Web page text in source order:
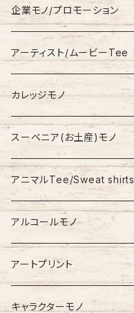
Fleece
Knit/Sweater
Jacket
Nylon Jacket
Stadium Jumper
Down Jacket
Coat
Carhartt
Columbia
NAUTICA
NIKE
RALPH LAUREN
TOMMY HILFIGER
Levi’s
企業モノ/プロモーション
アーティスト/ムービーTee
カレッジモノ
スーベニア(お土産)モノ
アニマルTee/Sweat shirts
アルコールモノ
アートプリント
キャラクターモノ